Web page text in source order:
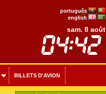
português
english
sam. 8 août
BILLETS D'AVION